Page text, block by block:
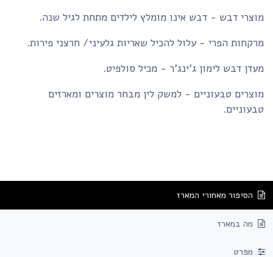
דבש - דבש אינו מומלץ לילדים מתחת לגיל שנה.
הפרי - עלול להכיל שאריות גלעיני/ חרצני פירות.
דבש לימון ג'ינג'ר - מכיל סולפיט.
טבעוניים - למשק לין מבחר מוצרים ומארזים
הסיפור מאחורי המארז
מה במארז
מפרט